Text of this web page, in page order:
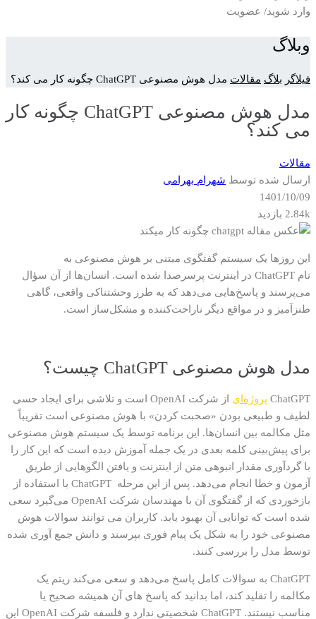
وارد شوید/ عضویت
وبلاگ
فیلاگر بلاگ مقالات مدل هوش مصنوعی ChatGPT چگونه کار می کند؟
مدل هوش مصنوعی ChatGPT چگونه کار
می کند؟
مقالات
ارسال شده توسط شهرام بهرامی
1401/10/09
2.84k بازدید
این روزها یک سیستم گفتگوی مبتنی بر هوش مصنوعی به
نام ChatGPT در اینترنت پرسرصدا شده است.
انسان‌ها از آن سؤال
می‌پرسند و پاسخ‌هایی می‌دهد که به طرز وحشتناکی واقعی، گاهی
طنزآمیز و در مواقع دیگر ناراحت‌کننده و مشکل‌ساز است.
مدل هوش مصنوعی ChatGPT چیست؟
ChatGPT پروژه‌ای از شرکت OpenAI است و تلاشی برای ایجاد حسی
لطیف و طبیعی بودن «صحبت کردن» با هوش مصنوعی است تقریباً
مثل مکالمه بین انسان‌ها.
این برنامه توسط یک سیستم هوش مصنوعی
برای پیش‌بینی کلمه بعدی در یک جمله آموزش دیده است که این کار را
با گردآوری مقدار انبوهی متن از اینترنت و یافتن الگوهایی از طریق
آزمون و خطا انجام می‌دهد. پس از این مرحله ChatGPT با استفاده از
بازخوردی که از گفتگوی آن با مهندسان شرکت OpenAI می‌گیرد سعی
شده است که توانایی آن بهبود یابد. کاربران می توانند سوالات هوش
مصنوعی خود را به شکل یک پیام فوری بپرسند و دانش جمع آوری شده
توسط مدل را بررسی کنند.
ChatGPT به سوالات کامل پاسخ می‌دهد و سعی می‌کند ریتم یک
مکالمه را تقلید کند،
اما بدانید که پاسخ های آن همیشه صحیح یا
مناسب نیستند. ChatGPT شخصیتی ندارد و فلسفه شرکت OpenAI این